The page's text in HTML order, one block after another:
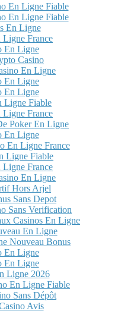
En Ligne Fiable
En Ligne Fiable
En Ligne
Ligne France
En Ligne
Casino
En Ligne
En Ligne
En Ligne
Ligne Fiable
Ligne France
Poker En Ligne
En Ligne
En Ligne France
Ligne Fiable
Ligne France
En Ligne
Hors Arjel
Sans Depot
Sans Verification
Casinos En Ligne
En Ligne
Nouveau Bonus
En Ligne
En Ligne
Ligne 2026
En Ligne Fiable
Sans Dépôt
Avis